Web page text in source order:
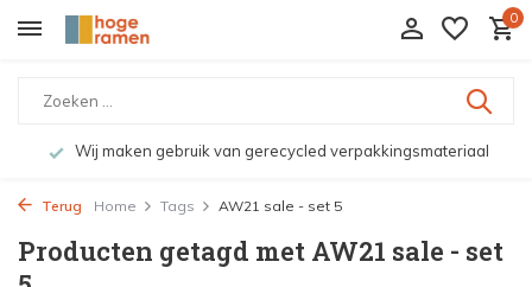
0
Wij maken gebruik van gerecycled verpakkingsmateriaal
Terug Home Tags AW21 sale - set 5
Producten getagd met AW21 sale - set